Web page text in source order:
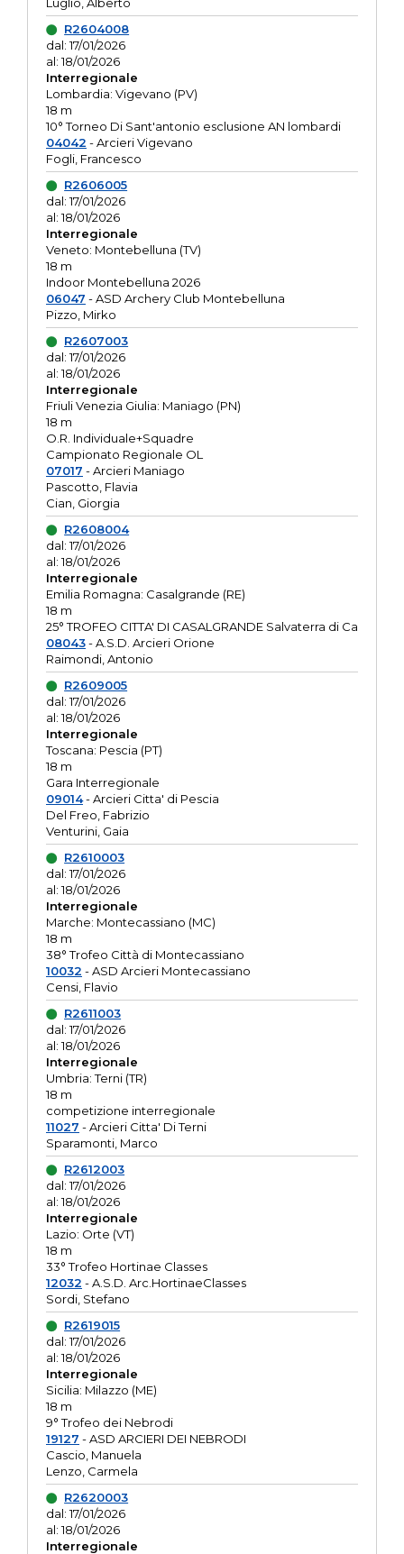
R2604008
dal: 17/01/2026
al: 18/01/2026
Interregionale
Lombardia: Vigevano (PV)
18 m
10° Torneo Di Sant'antonio esclusione AN lombardi
04042 - Arcieri Vigevano
Fogli, Francesco
R2606005
dal: 17/01/2026
al: 18/01/2026
Interregionale
Veneto: Montebelluna (TV)
18 m
Indoor Montebelluna 2026
06047 - ASD Archery Club Montebelluna
Pizzo, Mirko
R2607003
dal: 17/01/2026
al: 18/01/2026
Interregionale
Friuli Venezia Giulia: Maniago (PN)
18 m
O.R. Individuale+Squadre
Campionato Regionale OL
07017 - Arcieri Maniago
Pascotto, Flavia
Cian, Giorgia
R2608004
dal: 17/01/2026
al: 18/01/2026
Interregionale
Emilia Romagna: Casalgrande (RE)
18 m
25° TROFEO CITTA' DI CASALGRANDE Salvaterra di Ca
08043- A.S.D. Arcieri Orione
Raimondi, Antonio
R2609005
dal: 17/01/2026
al: 18/01/2026
Interregionale
Toscana: Pescia (PT)
18 m
Gara Interregionale
09014- Arcieri Citta' di Pescia
Del Freo, Fabrizio
Venturini, Gaia
R2610003
dal: 17/01/2026
al: 18/01/2026
Interregionale
Marche: Montecassiano (MC)
18 m
38° Trofeo Città di Montecassiano
10032 - ASD Arcieri Montecassiano
Censi, Flavio
R2611003
dal: 17/01/2026
al: 18/01/2026
Interregionale
Umbria: Terni (TR)
18 m
competizione interregionale
11027 - Arcieri Citta' Di Terni
Sparamonti, Marco
R2612003
dal: 17/01/2026
al: 18/01/2026
Interregionale
Lazio: Orte (VT)
18 m
33° Trofeo Hortinae Classes
12032 - A.S.D. Arc.HortinaeClasses
Sordi, Stefano
R2619015
dal: 17/01/2026
al: 18/01/2026
Interregionale
Sicilia: Milazzo (ME)
18 m
9° Trofeo dei Nebrodi
19127 - ASD ARCIERI DEI NEBRODI
Cascio, Manuela
Lenzo, Carmela
R2620003
dal: 17/01/2026
al: 18/01/2026
Interregionale